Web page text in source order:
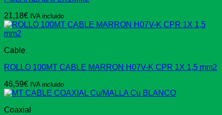
21,18€ IVA incluido
Cable
ROLLO 100MT CABLE MARRON H07V-K CPR 1X 1,5 mm2
46,59€ IVA incluido
Coaxial